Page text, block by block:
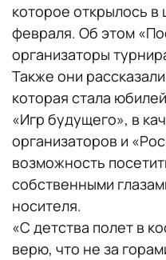
которое открылось в
февраля. Об этом
организаторы
Также они
которая стала
«Игр будущего», в
организаторов и
возможность
собственными
носителя.
«С детства полет в
верю, что не за